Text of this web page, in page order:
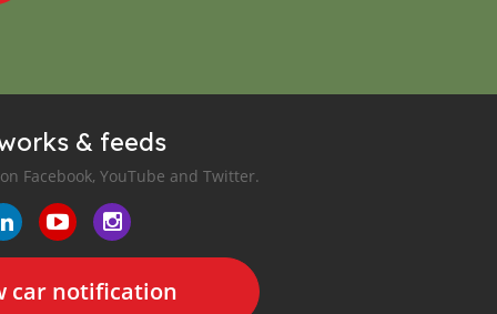
& feeds
Facebook, YouTube and Twitter.
car notification